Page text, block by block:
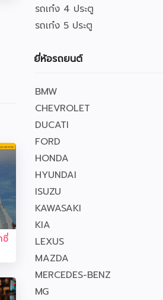
ซี่
รถเก๋ง 4 ประตู
รถเก๋ง 5 ประตู
ยี่ห้อรถยนต์
BMW
CHEVROLET
DUCATI
FORD
HONDA
HYUNDAI
ISUZU
KAWASAKI
KIA
LEXUS
MAZDA
MERCEDES-BENZ
MG